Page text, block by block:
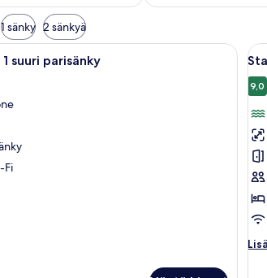
1 sänky 2 sänkyä
Moderni hotellihuone, jossa on suuri
suuri parisänky
Fi
1
9,0